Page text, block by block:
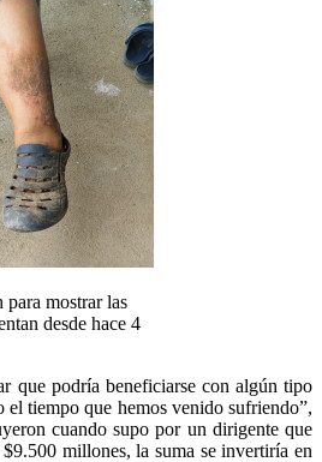
mostrar las
desde hace 4
que podría beneficiarse con algún tipo
tiempo que hemos venido sufriendo”,
cuando supo por un dirigente que
millones, la suma se invertiría en